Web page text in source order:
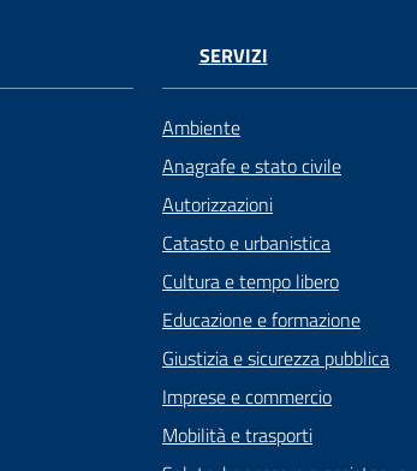
SERVIZI
Ambiente
Anagrafe e stato civile
Autorizzazioni
Catasto e urbanistica
Cultura e tempo libero
Educazione e formazione
Giustizia e sicurezza pubblica
Imprese e commercio
Mobilità e trasporti